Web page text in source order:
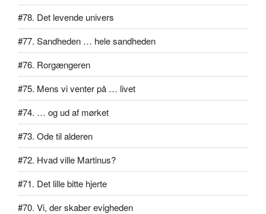
#78. Det levende univers
#77. Sandheden … hele sandheden
#76. Rorgængeren
#75. Mens vi venter på … livet
#74. … og ud af mørket
#73. Ode til alderen
#72. Hvad ville Martinus?
#71. Det lille bitte hjerte
#70. Vi, der skaber evigheden